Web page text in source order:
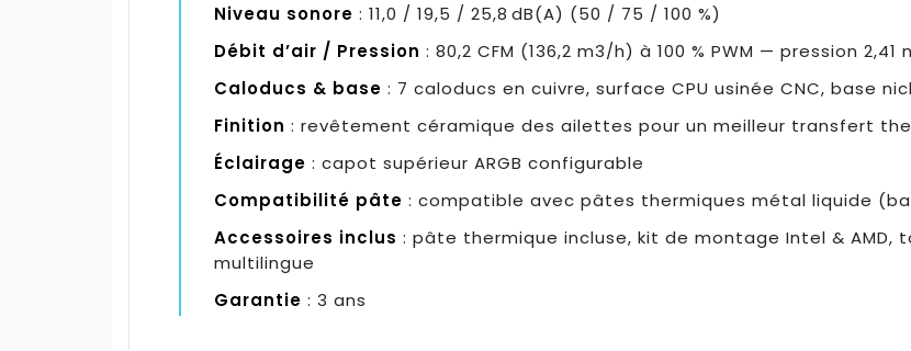
Niveau sonore : 11,0 / 19,5 / 25,8 dB(A) (50 / 75 / 100 %)
Débit d’air / Pression : 80,2 CFM (136,2 m3/h) à 100 % PWM — pression 2,41
Caloducs & base : 7 caloducs en cuivre, surface CPU usinée CNC, base
Finition : revêtement céramique des ailettes pour un meilleur transfert
Éclairage : capot supérieur ARGB configurable
Compatibilité pâte : compatible avec pâtes thermiques métal liquide
Accessoires inclus : pâte thermique incluse, kit de montage Intel & AMD,
multilingue
Garantie : 3 ans